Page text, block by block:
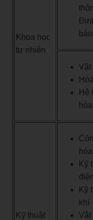
Khoa học
tự nhiên
Vật
Hệ
Kỹ thuật
Kỹ
Kỹ
khí
Vật